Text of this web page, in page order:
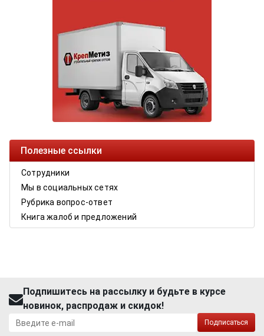
Полезные ссылки
Сотрудники
Мы в социальных сетях
Рубрика вопрос-ответ
Книга жалоб и предложений
Подпишитесь на рассылку и будьте в курсе
новинок, распродаж и скидок!
Подписаться